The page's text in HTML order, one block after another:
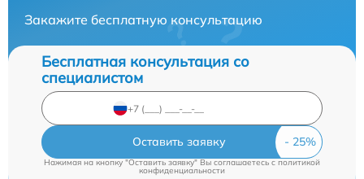
Закажите бесплатную консультацию
Бесплатная консультация со
специалистом
Оставить заявку
Нажимая на кнопку "Оставить заявку" Вы соглашаетесь cполитикой
конфиденциальности